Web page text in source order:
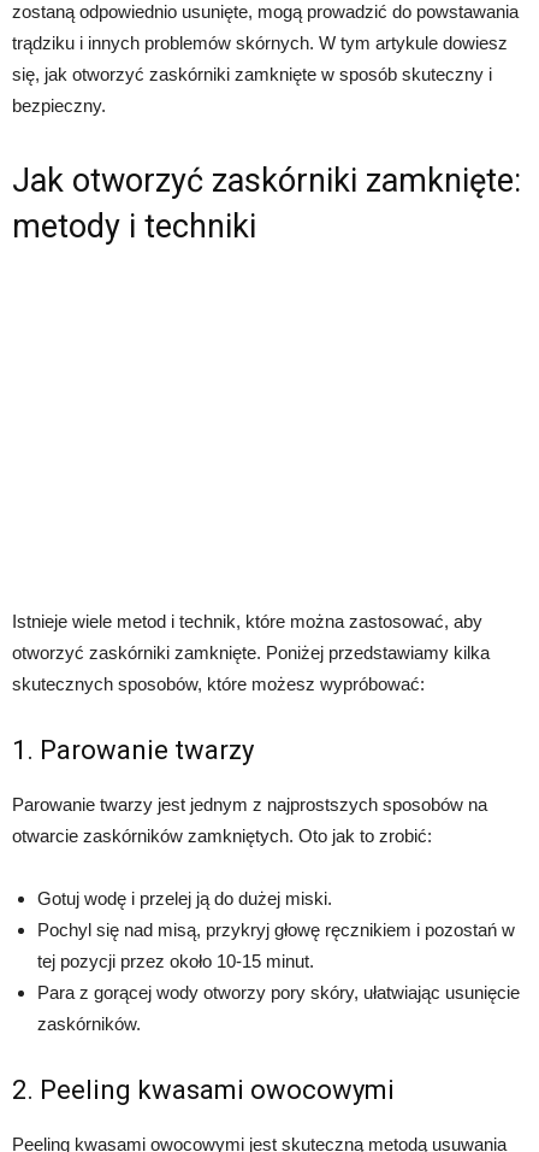
zostaną odpowiednio usunięte, mogą prowadzić do powstawania
trądziku i innych problemów skórnych. W tym artykule dowiesz
się, jak otworzyć zaskórniki zamknięte w sposób skuteczny i
bezpieczny.
Jak otworzyć zaskórniki zamknięte:
metody i techniki
Istnieje wiele metod i technik, które można zastosować, aby
otworzyć zaskórniki zamknięte. Poniżej przedstawiamy kilka
skutecznych sposobów, które możesz wypróbować:
1. Parowanie twarzy
Parowanie twarzy jest jednym z najprostszych sposobów na
otwarcie zaskórników zamkniętych. Oto jak to zrobić:
Gotuj wodę i przelej ją do dużej miski.
Pochyl się nad misą, przykryj głowę ręcznikiem i pozostań w
tej pozycji przez około 10-15 minut.
Para z gorącej wody otworzy pory skóry, ułatwiając usunięcie
zaskórników.
2. Peeling kwasami owocowymi
Peeling kwasami owocowymi jest skuteczną metodą usuwania